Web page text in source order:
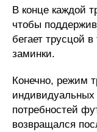
В конце каждой
чтобы
бегает трусцой
заминки.
Конечно, режим
потребностей
возвращался